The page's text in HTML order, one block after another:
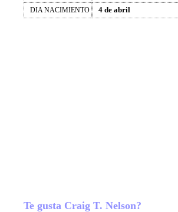
DIA NACIMIENTO 4 de abril
Te gusta Craig T. Nelson?